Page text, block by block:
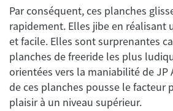
Par conséquent, ces planches
rapidement. Elles jibe en réalisant
et facile. Elles sont surprenantes
planches de freeride les plus
orientées vers la maniabilité de JP
de ces planches pousse le facteur